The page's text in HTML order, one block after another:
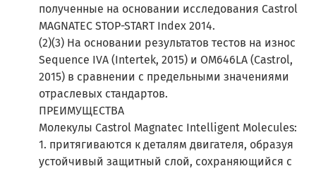
полученные на основании исследования Castrol
MAGNATEC STOP-START Index 2014.
(2)(3) На основании результатов тестов на износ
Sequence IVA (Intertek, 2015) и OM646LA (Castrol,
2015) в сравнении с предельными значениями
отраслевых стандартов.
ПРЕИМУЩЕСТВА
Молекулы Castrol Magnatec Intelligent Molecules:
1. притягиваются к деталям двигателя, образуя
устойчивый защитный слой, сохраняющийся с